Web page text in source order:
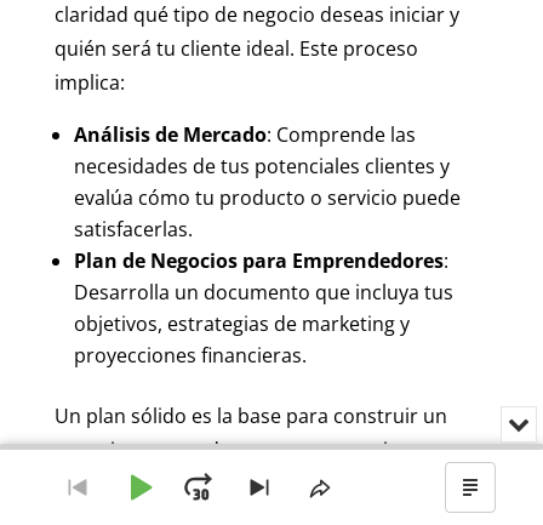
claridad qué tipo de negocio deseas iniciar y
quién será tu cliente ideal. Este proceso
implica:
Análisis de Mercado: Comprende las
necesidades de tus potenciales clientes y
evalúa cómo tu producto o servicio puede
satisfacerlas.
Plan de Negocios para Emprendedores:
Desarrolla un documento que incluya tus
objetivos, estrategias de marketing y
proyecciones financieras.
Un plan sólido es la base para construir un
negocio que pueda crecer y convertirse en un
legado para futuras generaciones.
Audio
Ir
Reproducir
Avanzar
SaltarCompartir
o